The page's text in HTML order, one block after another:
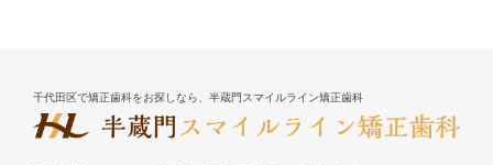
千代田区で矯正歯科をお探しなら、半蔵門スマイルライン矯正歯科